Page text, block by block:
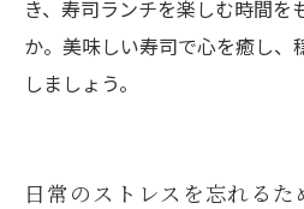
き、寿司ランチを楽しむ時間を
か。美味しい寿司で心を癒し、
しましょう。
日常のストレスを忘れる